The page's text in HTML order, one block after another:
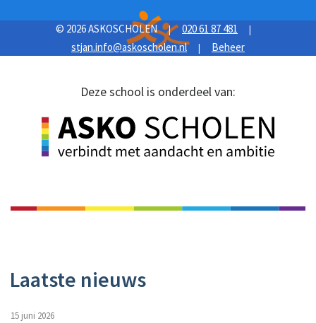
© 2026 ASKOSCHOLEN | 020 61 87 481 |
stjan.info@askoscholen.nl | Beheer
Deze school is onderdeel van:
Laatste nieuws
15 juni 2026